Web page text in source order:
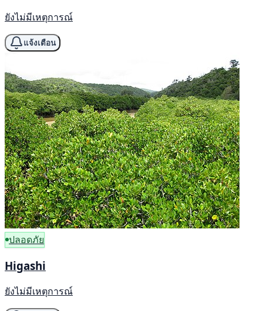
ยังไม่มีเหตุการณ์
แจ้งเตือน
ปลอดภัย
Higashi
ยังไม่มีเหตุการณ์